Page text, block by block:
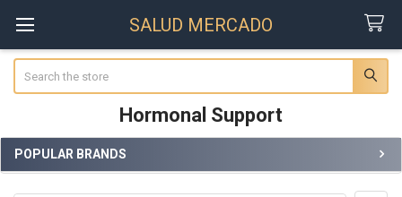
SALUD MERCADO
Hormonal Support
Sidebar
POPULAR BRANDS